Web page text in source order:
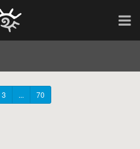
3 ... 70